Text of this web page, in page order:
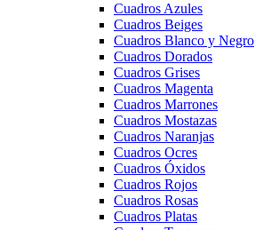
Cuadros Azules
Cuadros Beiges
Cuadros Blanco y Negro
Cuadros Dorados
Cuadros Grises
Cuadros Magenta
Cuadros Marrones
Cuadros Mostazas
Cuadros Naranjas
Cuadros Ocres
Cuadros Óxidos
Cuadros Rojos
Cuadros Rosas
Cuadros Platas